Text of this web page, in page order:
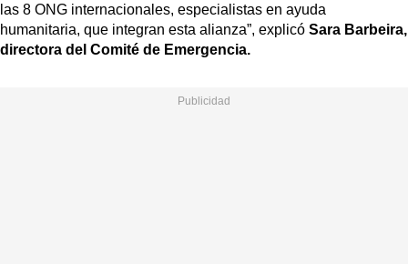
las 8 ONG internacionales, especialistas en ayuda
humanitaria, que integran esta alianza”, explicó Sara Barbeira,
directora del Comité de Emergencia.